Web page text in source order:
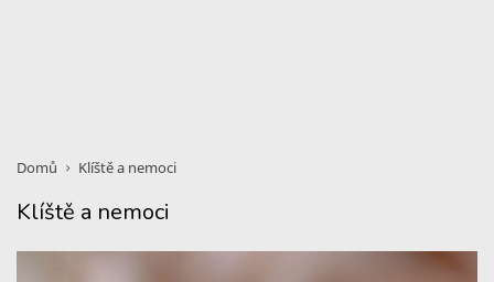
Domů Klíště a nemoci
Klíště a nemoci